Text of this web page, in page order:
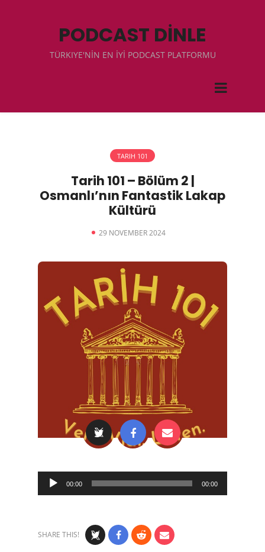
PODCAST DİNLE
TÜRKIYE'NİN EN İYİ PODCAST PLATFORMU
TARIH 101
Tarih 101 – Bölüm 2 |
Osmanlı’nın Fantastik Lakap
Kültürü
29 NOVEMBER 2024
Audio
Player
00:00 00:00
SHARE THIS!